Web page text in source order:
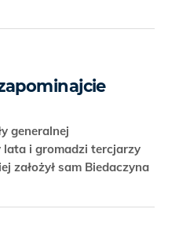
generalnej
lata i gromadzi tercjarzy
założył sam Biedaczyna